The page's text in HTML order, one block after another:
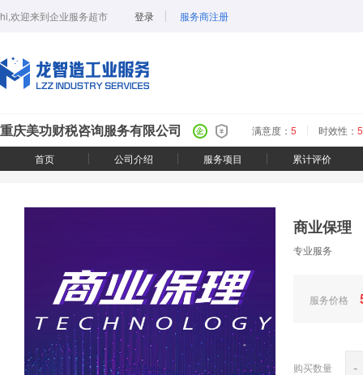
hi,欢迎来到企业服务超市 登录 服务商注册
重庆美功财税咨询服务有限公司 满意度： 5 时效性： 5
首页 公司介绍 服务项目 累计评价
商业保理
专业服务
服务价格
购买数量 -